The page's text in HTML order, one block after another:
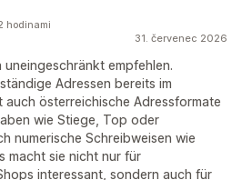
31. červenec 2026
empfehlen.
Adressen bereits im
österreichische Adressformate
wie Stiege, Top oder
numerische Schreibweisen wie
macht sie nicht nur für
interessant, sondern auch für
hodinami